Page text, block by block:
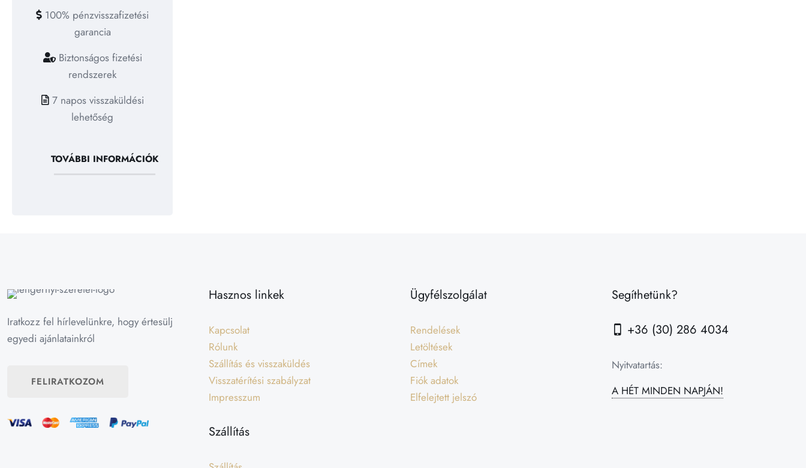
100% pénzvisszafizetési
garancia
Biztonságos fizetési
rendszerek
7 napos visszaküldési
lehetőség
TOVÁBBI INFORMÁCIÓK
Iratkozz fel hírlevelünkre, hogy értesülj
egyedi ajánlatainkról
FELIRATKOZOM
Hasznos linkek
Kapcsolat
Rólunk
Szállítás és visszaküldés
Visszatérítési szabályzat
Impresszum
Szállítás
Ügyfélszolgálat
Rendelések
Letöltések
Címek
Fiók adatok
Elfelejtett jelszó
Segíthetünk?
+36 (30) 286 4034
Nyitvatartás:
A HÉT MINDEN NAPJÁN!